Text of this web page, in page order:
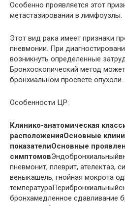
Особенно проявляется этот
метастазировании в лимфоузлы.
Этот вид рака имеет признаки
пневмонии. При
возникнуть определенные
Бронхоскопический метод
бронхиальном просвете опухоли.
Особенности ЦР:
Клинико-анатомическая
расположенияОсновные
показателиОсновные
симптомов
пневмонит, плеврит, ателектаз,
веныкашель, гнойная мокрота
бронхамедленное сдавливание